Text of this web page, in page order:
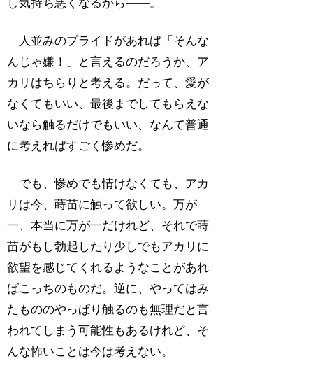
し気持ち悪くなるから――。
人並みのプライドがあれば「そんな
んじゃ嫌！」と言えるのだろうか、ア
カリはちらりと考える。だって、愛が
なくてもいい、最後までしてもらえな
いなら触るだけでもいい、なんて普通
に考えればすごく惨めだ。
でも、惨めでも情けなくても、アカ
リは今、蒔苗に触って欲しい。万が
一、本当に万が一だけれど、それで蒔
苗がもし勃起したり少しでもアカリに
欲望を感じてくれるようなことがあれ
ばこっちのものだ。逆に、やってはみ
たもののやっぱり触るのも無理だと言
われてしまう可能性もあるけれど、そ
んな怖いことは今は考えない。